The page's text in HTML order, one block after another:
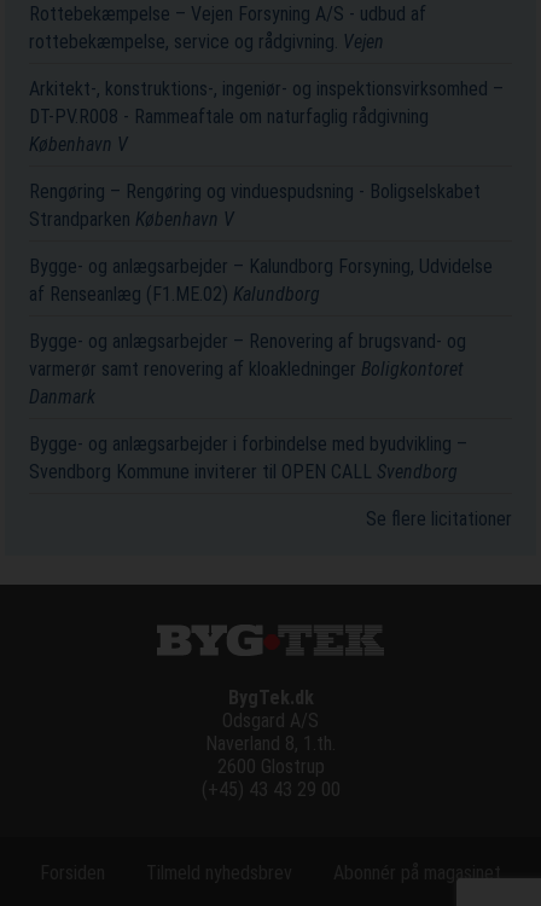
Rottebekæmpelse – Vejen Forsyning A/S - udbud af
rottebekæmpelse, service og rådgivning. Vejen
Arkitekt-, konstruktions-, ingeniør- og inspektionsvirksomhed –
DT-PV.R008 - Rammeaftale om naturfaglig rådgivning
København V
Rengøring – Rengøring og vinduespudsning - Boligselskabet
Strandparken København V
Bygge- og anlægsarbejder – Kalundborg Forsyning, Udvidelse
af Renseanlæg (F1.ME.02) Kalundborg
Bygge- og anlægsarbejder – Renovering af brugsvand- og
varmerør samt renovering af kloakledninger Boligkontoret
Danmark
Bygge- og anlægsarbejder i forbindelse med byudvikling –
Svendborg Kommune inviterer til OPEN CALL Svendborg
Se flere licitationer
BygTek.dk
Odsgard A/S
Naverland 8, 1.th.
2600 Glostrup
(+45) 43 43 29 00